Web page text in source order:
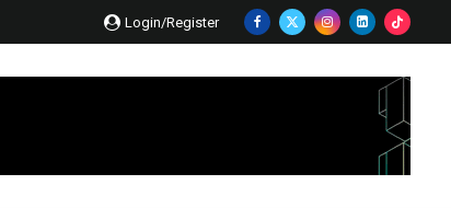
Login/Register